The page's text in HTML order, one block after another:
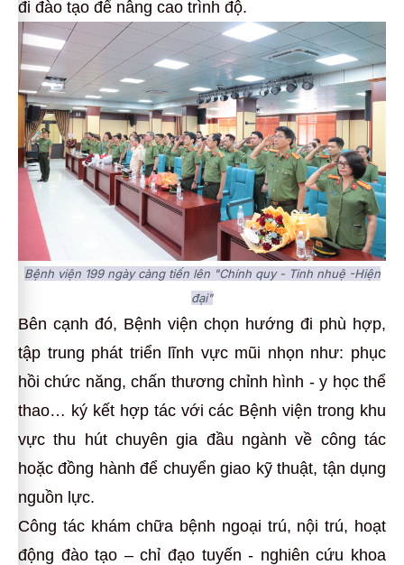
đi đào tạo để nâng cao trình độ.
Bệnh viện 199 ngày càng tiến lên "Chính quy - Tinh nhuệ -Hiện
đại"
Bên cạnh đó, Bệnh viện chọn hướng đi phù hợp,
tập trung phát triển lĩnh vực mũi nhọn như: phục
hồi chức năng, chấn thương chỉnh hình - y học thể
thao… ký kết hợp tác với các Bệnh viện trong khu
vực thu hút chuyên gia đầu ngành về công tác
hoặc đồng hành để chuyển giao kỹ thuật, tận dụng
nguồn lực.
Công tác khám chữa bệnh ngoại trú, nội trú, hoạt
động đào tạo – chỉ đạo tuyến - nghiên cứu khoa